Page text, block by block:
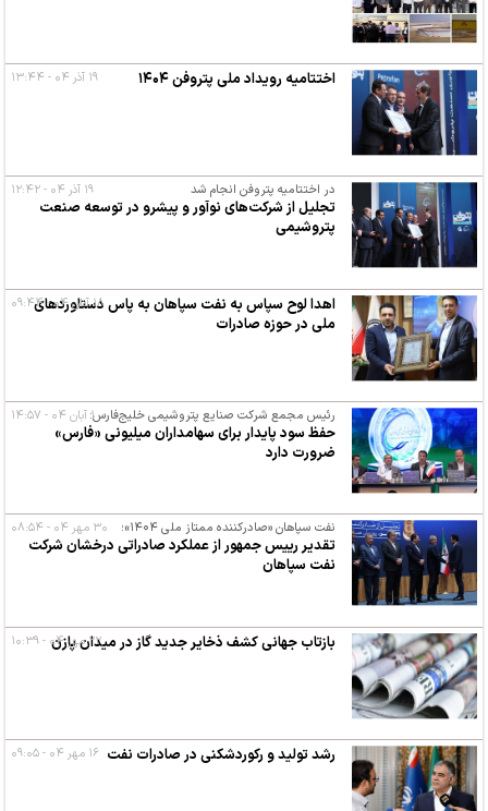
اختتامیه رویداد ملی پتروفن ۱۴۰۴ ۱۹ آذر ۰۴ - ۱۳:۴۴
در اختتامیه پتروفن انجام شد
تجلیل از شرکت‌های نوآور و پیشرو در توسعه صنعت
پتروشیمی
۱۹ آذر ۰۴ - ۱۲:۴۲
اهدا لوح سپاس به نفت سپاهان به پاس دستاوردهای
ملی در حوزه صادرات
۱۸ آبان ۰۴ - ۰۹:۴۴
رئیس مجمع‌ شرکت صنایع پتروشیمی خلیج‌فارس:
حفظ سود پایدار برای سهامداران میلیونی «فارس»
ضرورت دارد
۱ آبان ۰۴ - ۱۴:۵۷
نفت سپاهان «صادرکننده ممتاز ملی ۱۴۰۴»؛
تقدیر رییس جمهور از عملکرد صادراتی درخشان شرکت
نفت سپاهان
۳۰ مهر ۰۴ - ۰۸:۵۴
بازتاب جهانی کشف ذخایر جدید گاز در میدان پازن
۲۲ مهر ۰۴ - ۱۰:۳۹
رشد تولید و رکوردشکنی در صادرات نفت ۱۶ مهر ۰۴ - ۰۹:۰۵